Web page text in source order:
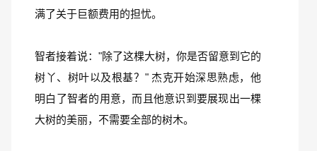
满了关于巨额费用的担忧。
智者接着说："除了这棵大树，你是否留意到它的
树丫、树叶以及根基？" 杰克开始深思熟虑，他
明白了智者的用意，而且他意识到要展现出一棵
大树的美丽，不需要全部的树木。